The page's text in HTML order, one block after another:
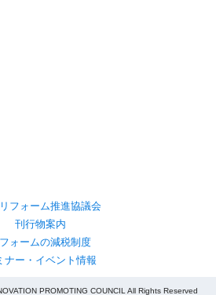
フォーム推進協議会
刊行物案内
ォームの減税制度
ナー・イベント情報
PROMOTING COUNCIL All Rights Reserved